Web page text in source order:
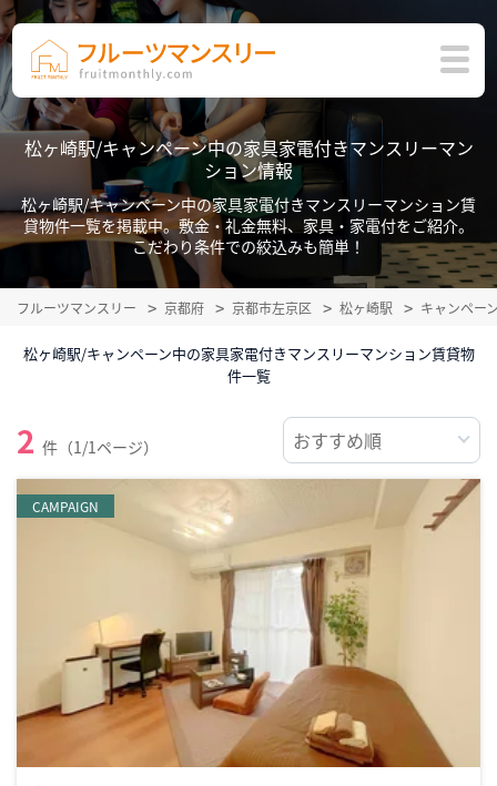
松ヶ崎駅/キャンペーン中の家具家電付きマンスリーマン
ション情報
松ヶ崎駅/キャンペーン中の家具家電付きマンスリーマンション賃
貸物件一覧を掲載中。敷金・礼金無料、家具・家電付をご紹介。
こだわり条件での絞込みも簡単！
フルーツマンスリー 京都府 京都市左京区 松ヶ崎駅 キャンペー
松ヶ崎駅/キャンペーン中の家具家電付きマンスリーマンション賃貸物
件一覧
2 件（1/1ページ）
CAMPAIGN